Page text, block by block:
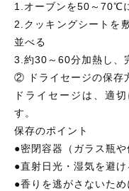
1.オーブンを50～70℃
2.クッキングシートを
並べる
3.約30～60分加熱し、
② ドライセージの保存
ドライセージは、適
す。
保存のポイント
●密閉容器（ガラス瓶
●直射日光・湿気を避け
●香りを逃がさないた